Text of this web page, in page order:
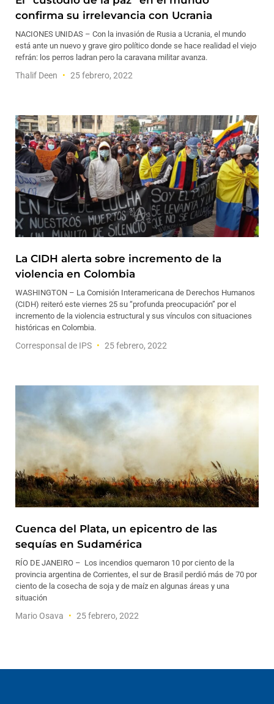
confirma su irrelevancia con Ucrania
NACIONES UNIDAS – Con la invasión de Rusia a Ucrania, el mundo
está ante un nuevo y grave giro político donde se hace realidad el viejo
refrán: los perros ladran pero la caravana militar avanza.
Thalif Deen 25 febrero, 2022
La CIDH alerta sobre incremento de la
violencia en Colombia
WASHINGTON – La Comisión Interamericana de Derechos Humanos
(CIDH) reiteró este viernes 25 su “profunda preocupación” por el
incremento de la violencia estructural y sus vínculos con situaciones
históricas en Colombia.
Corresponsal de IPS 25 febrero, 2022
Cuenca del Plata, un epicentro de las
sequías en Sudamérica
RÍO DE JANEIRO – Los incendios quemaron 10 por ciento de la
provincia argentina de Corrientes, el sur de Brasil perdió más de 70 por
ciento de la cosecha de soja y de maíz en algunas áreas y una
situación
Mario Osava 25 febrero, 2022